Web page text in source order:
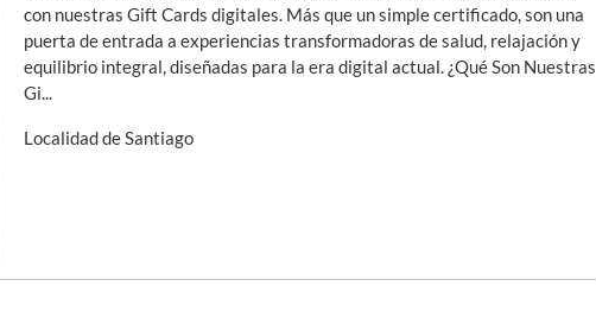
con nuestras Gift Cards digitales. Más que un simple certificado, son una
puerta de entrada a experiencias transformadoras de salud, relajación y
equilibrio integral, diseñadas para la era digital actual. ¿Qué Son Nuestras
Gi...
Localidad de Santiago